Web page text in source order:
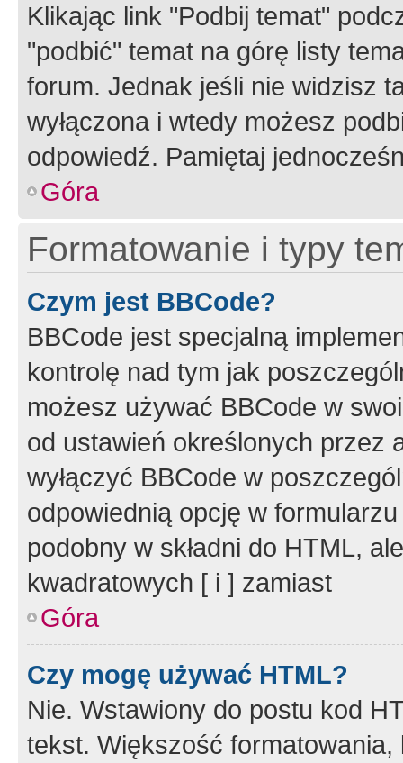
Klikając link "Podbij temat"
"podbić" temat na górę listy
forum. Jednak jeśli nie widzisz
wyłączona i wtedy możesz
odpowiedź. Pamiętaj
Góra
Formatowanie i typy
Czym jest BBCode?
BBCode jest specjalną
kontrolę nad tym jak
możesz używać BBCode w
od ustawień określonych przez
wyłączyć BBCode w
odpowiednią opcję w
podobny w składni do HTML,
kwadratowych [ i ] zamiast
Góra
Czy mogę używać HTML?
Nie. Wstawiony do postu kod
tekst. Większość